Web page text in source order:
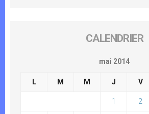
CALENDRIER
mai 2014
L M M J V
1 2